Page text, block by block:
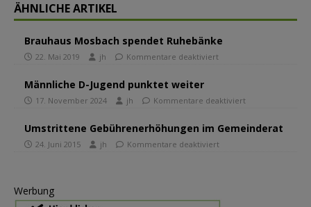
ÄHNLICHE ARTIKEL
Brauhaus Mosbach spendet Ruhebänke
22. Mai 2019 jh Kommentare deaktiviert
Männliche D-Jugend punktet weiter
17. November 2024 jh Kommentare deaktiviert
Umstrittene Gebührenerhöhungen im Gemeinderat
24. Juni 2015 jh Kommentare deaktiviert
Werbung